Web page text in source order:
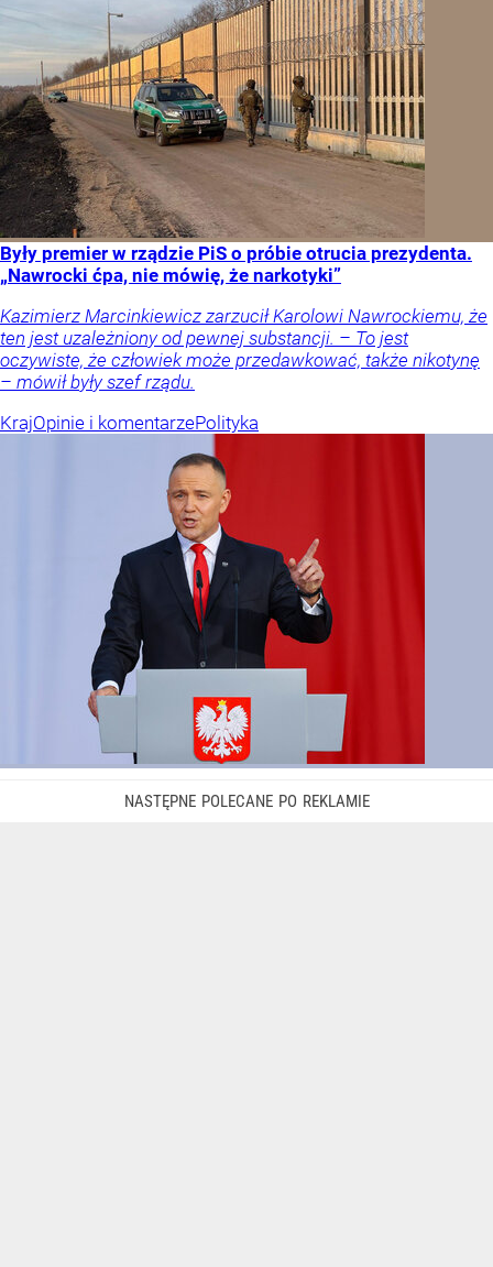
Były premier w rządzie PiS o próbie otrucia prezydenta.
„Nawrocki ćpa, nie mówię, że narkotyki”
Kazimierz Marcinkiewicz zarzucił Karolowi Nawrockiemu, że
ten jest uzależniony od pewnej substancji. – To jest
oczywiste, że człowiek może przedawkować, także nikotynę
– mówił były szef rządu.
KrajOpinie i komentarzePolityka